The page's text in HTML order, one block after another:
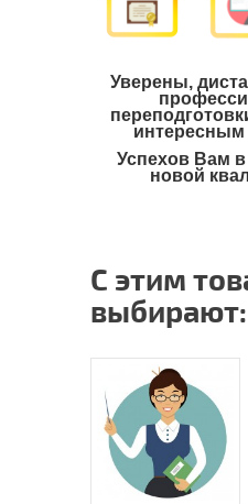
Уверены,
Успехов Вам
новой
С этим
выбирают: